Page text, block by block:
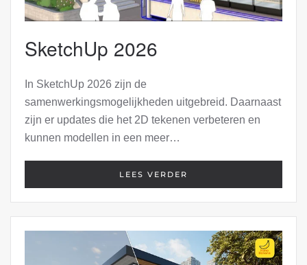
SketchUp 2026
In SketchUp 2026 zijn de
samenwerkingsmogelijkheden uitgebreid. Daarnaast
zijn er updates die het 2D tekenen verbeteren en
kunnen modellen in een meer…
LEES VERDER